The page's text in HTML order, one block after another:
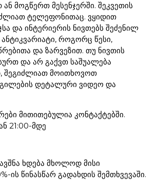
ან მოგწერთ მესენჯერში. შეკვეთის
ტელეფონითაც. ვყიდით
და ინტერიერის ნივთებს შეძენილ
როგორც წესი,
და ზარვეზით. თუ ნივთის
და არ გაქვთ საშუალება
შეგიძლიათ მოითხოვოთ
დეტალური ვიდეო და
მითითებულია კონტაქტებში.
21:00-მდე
ხდება მხოლოდ მისი
ის წინასწარ გადახდის შემთხვევაში.